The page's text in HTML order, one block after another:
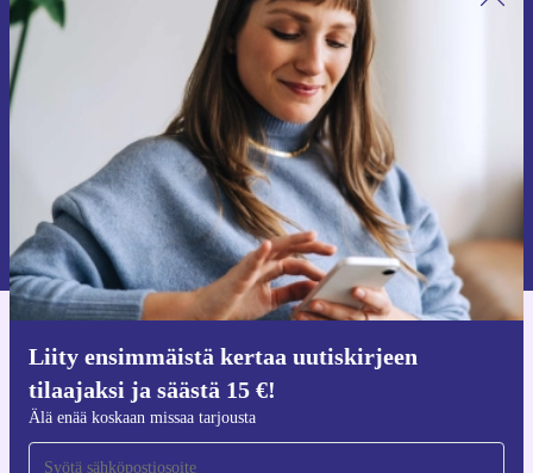
Liity ensimmäistä kertaa uutiskirjeen
tilaajaksi ja säästä 15 €!
Älä enää koskaan missaa tarjousta
Liity ensimmäistä kertaa uutiskirjeen
tilaajaksi ja säästä 15 €!
Älä missaa enää yhtäkään tarjousta.
Pyydä etukuponki
Lisätietoja henkilötietojen käytöstä löydättietosuojaselosteestamme.
iOS:lle ja Androidille